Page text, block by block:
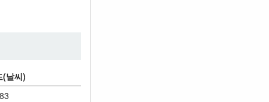
(날씨)